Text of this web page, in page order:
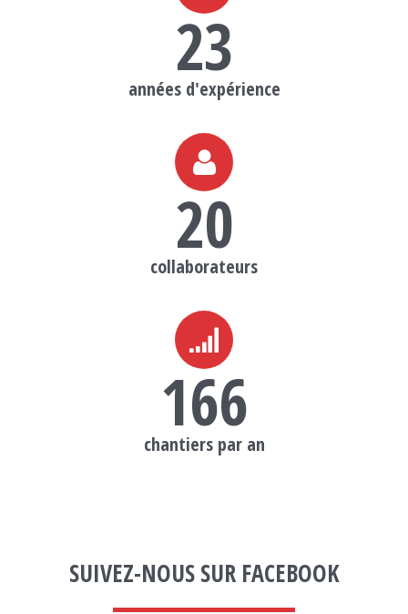
23
années d'expérience
20
collaborateurs
166
chantiers par an
SUIVEZ-NOUS SUR FACEBOOK